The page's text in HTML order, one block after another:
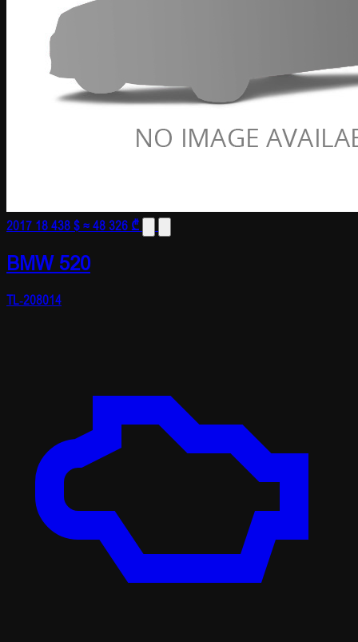
2017 18 438 $≈ 48 326 ₾
BMW 520
TL-208014